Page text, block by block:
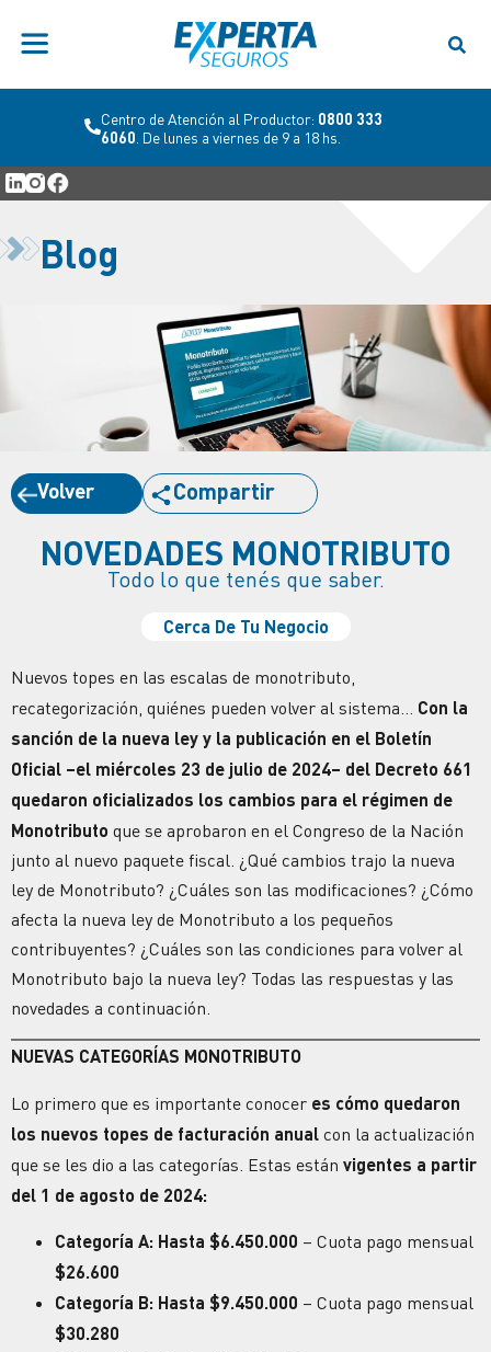
Centro de Atención al Productor: 0800 333
6060 . De lunes a viernes de 9 a 18 hs.
Blog
Volver Compartir
NOVEDADES MONOTRIBUTO
Todo lo que tenés que saber.
Cerca De Tu Negocio
Nuevos topes en las escalas de monotributo,
recategorización, quiénes pueden volver al sistema… Con la
sanción de la nueva ley y la publicación en el Boletín
Oficial –el miércoles 23 de julio de 2024– del Decreto 661
quedaron oficializados los cambios para el régimen de
Monotributo que se aprobaron en el Congreso de la Nación
junto al nuevo paquete fiscal. ¿Qué cambios trajo la nueva
ley de Monotributo? ¿Cuáles son las modificaciones? ¿Cómo
afecta la nueva ley de Monotributo a los pequeños
contribuyentes? ¿Cuáles son las condiciones para volver al
Monotributo bajo la nueva ley? Todas las respuestas y las
novedades a continuación.
NUEVAS CATEGORÍAS MONOTRIBUTO
Lo primero que es importante conocer es cómo quedaron
los nuevos topes de facturación anual con la actualización
que se les dio a las categorías. Estas están vigentes a partir
del 1 de agosto de 2024:
Categoría A: Hasta $6.450.000 – Cuota pago mensual
$26.600
Categoría B: Hasta $9.450.000 – Cuota pago mensual
$30.280